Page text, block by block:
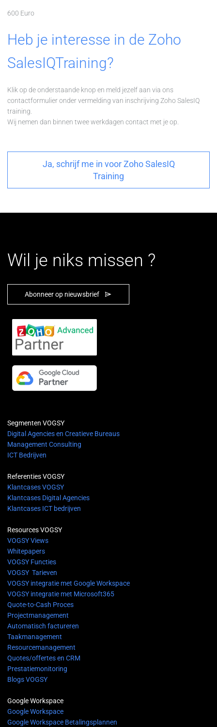
600 Euro
Heb je interesse in de Zoho
SalesIQTraining?
Klik op de onderstaande knop en meld jezelf aan via ons
contactformulier onder vermelding van inschrijving Zoho SalesIQ
training.
Wij nemen dan binnen twee werkdagen contact met je op.
Ja, schrijf me in voor Zoho SalesIQ
Training
Wil je niks missen ?
Abonneer op nieuwsbrief
Segmenten VOGSY
Digital Agencies en Creatieve Bureaus
Management Consulting
ICT Bedrijven
Referenties VOGSY
Klantcases VOGSY
Klantcases Digital Agencies
Klantcases ICT bedrijven
Resources VOGSY
VOGSY Views
Whitepapers
VOGSY Functies
VOGSY Tarieven
VOGSY integratie met Google Workspace
VOGSY integratie met Microsoft365
Quote-to-Cash Proces
Projectmanagement
Automatisch factureren
Taakmanagement
Resourcemanagement
Quotes/offertes en CRM
Prestatiemonitoring
Blogs VOGSY
Google Workspace
Google Workspace
Google Workspace Betalingsplannen